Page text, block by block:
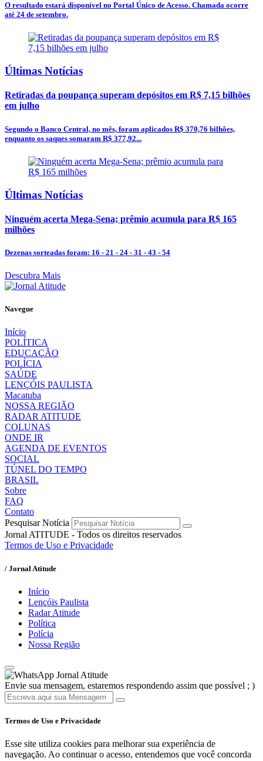
O resultado estará disponível no Portal Único de Acesso. Chamada ocorre
até 24 de setembro.
Últimas Notícias
Retiradas da poupança superam depósitos em R$ 7,15 bilhões
em julho
Segundo o Banco Central, no mês, foram aplicados R$ 370,76 bilhões,
enquanto os saques somaram R$ 377,92...
Últimas Notícias
Ninguém acerta Mega-Sena; prêmio acumula para R$ 165
milhões
Dezenas sorteadas foram: 16 - 21 - 24 - 31 - 43 - 54
Descubra Mais
Navegue
Início
POLÍTICA
EDUCAÇÃO
POLÍCIA
SAÚDE
LENÇÓIS PAULISTA
Macatuba
NOSSA REGIÃO
RADAR ATITUDE
COLUNAS
ONDE IR
AGENDA DE EVENTOS
SOCIAL
TÚNEL DO TEMPO
BRASIL
Sobre
FAQ
Contato
Pesquisar Notícia
Jornal ATITUDE - Todos os direitos reservados
Termos de Uso e Privacidade
/ Jornal Atitude
Início
Lençóis Paulista
Radar Atitude
Política
Polícia
Nossa Região
Jornal Atitude
Envie sua mensagem, estaremos respondendo assim que possível ; )
Termos de Uso e Privacidade
Esse site utiliza cookies para melhorar sua experiência de
navegação. Ao continuar o acesso, entendemos que você concorda